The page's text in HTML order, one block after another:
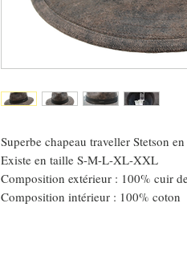
Superbe chapeau traveller Stetson
Existe en taille S-M-L-XL-XXL
Composition extérieur : 100% cuir
Composition intérieur : 100% coton